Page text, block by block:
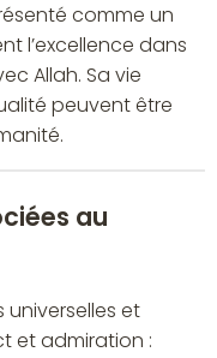
comme un
l’excellence dans
Allah. Sa vie
peuvent être
au
et
et admiration :